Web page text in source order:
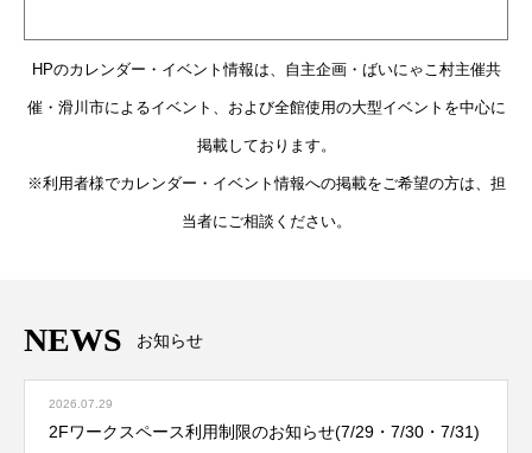
HPのカレンダー・イベント情報は、自主企画・ばいにゃこ村主催共
催・滑川市によるイベント、および全館使用の大型イベントを中心に
掲載しております。
※利用者様でカレンダー・イベント情報への掲載をご希望の方は、担
当者にご相談ください。
NEWS お知らせ
2026.07.29
2Fワークスペース利用制限のお知らせ(7/29・7/30・7/31)